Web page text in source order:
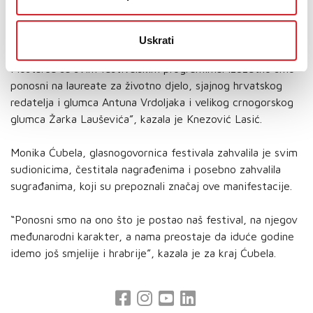
Uskrati
“Ove godine smo narasli u svakom pogledu i mislim da smo
ponosni na laureate za životno djelo, sjajnog hrvatskog
redatelja i glumca Antuna Vrdoljaka i velikog crnogorskog
glumca Žarka Lauševića”, kazala je Knezović Lasić.
Monika Ćubela, glasnogovornica festivala zahvalila je svim
sudionicima, čestitala nagrađenima i posebno zahvalila
sugrađanima, koji su prepoznali značaj ove manifestacije.
“Ponosni smo na ono što je postao naš festival, na njegov
međunarodni karakter, a nama preostaje da iduće godine
idemo još smjelije i hrabrije”, kazala je za kraj Ćubela.